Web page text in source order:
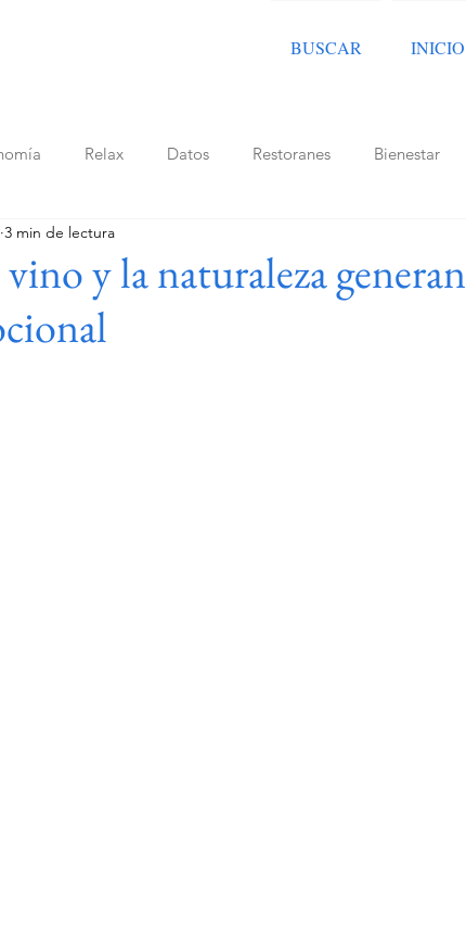
BUSCAR INICIO
Relax Datos Restoranes Bienestar
Latam y Caribe
y la naturaleza generan
3 min de lectura